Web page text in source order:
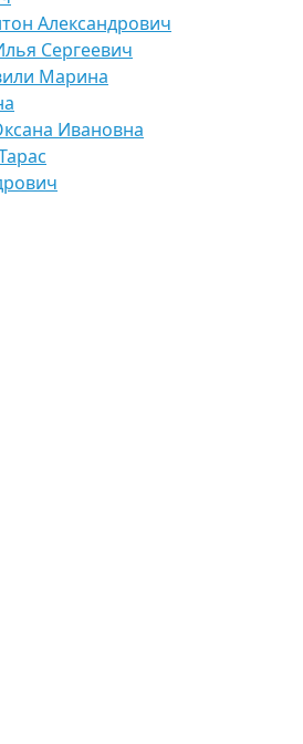
Александрович
Сергеевич
Марина
Ивановна